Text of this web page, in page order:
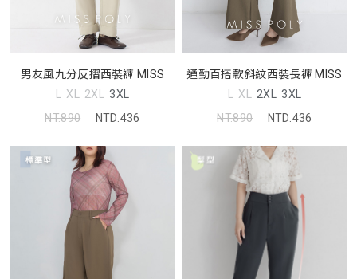
男友風九分反摺西裝褲 MISS
L XL 2XL 3XL
NT.890
NTD.436
通勤百搭款斜紋西裝長褲 MISS
L XL 2XL 3XL
NT.890
NTD.436